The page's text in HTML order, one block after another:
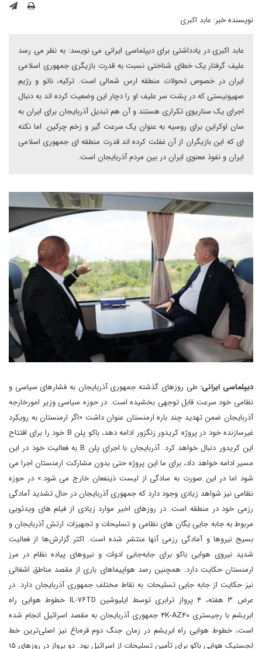
نویسنده خبر: عابد اکبری
عابد اکبری در یادداشتی برای دیپلماسی ایرانی می نویسد: به نظر می رسد
علیف گرفتار یک خطای شناختی نسبت به قدرت بازیگری جمهوری اسلامی
ایران در خصوص تحولات منطقه ارس شمالی است. ترکیه، ناتو و رژیم
صهیونیستی که در پشت سر علیف او را دچار این وضعیت کرده اند به دنبال
اجرای یک سناریوی تکراری هستند و آن هم تبدیل آذربایجان برای ایران به
سان اوکراین برای روسیه به عنوان یک سرعت گیر و زخم چرکین. اما نکته
ای که این بازیگران از آن غفلت کرده اند قدرت منطقه ای جمهوری اسلامی
ایران و نفوذ معنوی ایران در بین مردم آذربایجان است.
دیپلماسی ایرانی: طی روزهای گذشته جمهوری آذربایجان به فشارهای سیاسی و
نظامی خود سرعت قابل توجهی بخشیده است. در حوزه سیاسی وزیر امورخارجه
آذربایجان ضمن تهدید چند باره ارمنستان عنوان داشت «اگر ارمنستان به رویکرد
غیرسازنده خود در پروژه کریدور زنگزور ادامه دهد، باکو پلن B خود را برای افتتاح
این کریدور دنبال خواهد کرد. آذربایجان با اجرای پلن B به فعالیت خود در این
مسیر ادامه خواهد داد، برای ما این پروژه حتی بدون مشارکت ارمنستان اجرا می
شود اما در این صورت به سادگی از لیست ذینفعان خارج می شود.» در حوزه
نظامی نیز شواهد زیادی وجود دارد که جمهوری آذربایجان در حال تشدید آمادگی
رزمی خود در منطقه است. در روزهای اخیر موارد زیادی از فیلم های ویدئویی
مربوط به جابه جایی یگان های نظامی و تسلیحات و تجهیزات ارتش آذربایجان و
بسیج نیروها و آمادگی رزمی آنها منتشر شده است. اکثر گزارش‌ها از فعالیت
شدید نیروی هوایی باکو برای جابه‌جایی ادوات و نیروهای پیاده نظام در مرز
ارمنستان حکایت دارد. همچنین رصد هواپیماهای باری از مقصد مناطق اشغالی
نیز حکایت از جابه جایی تسلیحات به نقاط مختلف جمهوری آذربایجان دارد. در
عرض ۳ هفته، ۴ پرواز ترابری توسط ایلیوشین IL-۷۶TD خطوط هوایی راه
ابریشم با رجیستری ۴K-AZ۴۰ جمهوری آذربایجان به مقصد اسرائیل انجام شده
است، خطوط هوایی راه ابریشم در زمان جنگ دوم قره‌باغ نیز اصلی‌ترین خط
لجستیک هوایی باکو برای تأمین تسلیحات از اسرائیل بود. دو پرواز در روزهای ۱۵